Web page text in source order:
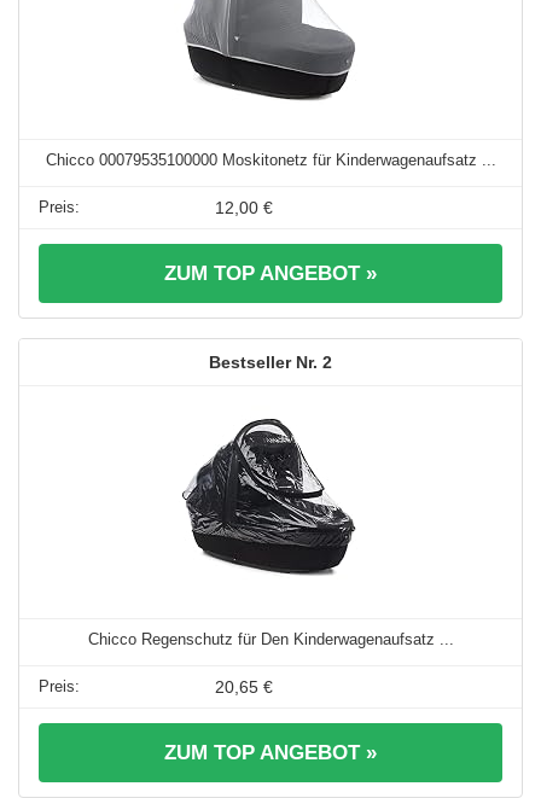
Chicco 00079535100000 Moskitonetz für Kinderwagenaufsatz ...
12,00 €
ZUM TOP ANGEBOT »
2
Chicco Regenschutz für Den Kinderwagenaufsatz ...
20,65 €
ZUM TOP ANGEBOT »